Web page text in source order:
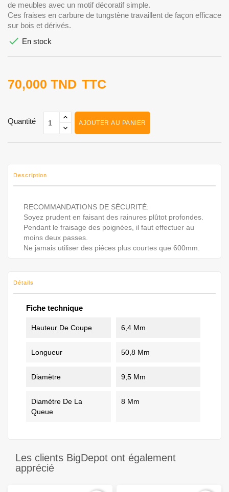
de meubles avec un motif décoratif simple.
Ces fraises en carbure de tungstène travaillent de façon efficace
sur bois et dérivés.
 En stock
70,000 TND TTC
Quantité AJOUTER AU PANIER
Description
RECOMMANDATIONS DE SÉCURITÉ:
Soyez prudent en faisant des rainures plûtot profondes.
Pendant le fraisage des poignées, il faut effectuer au
moins deux passes.
Ne jamais utiliser des piéces plus courtes que 600mm.
Détails
Fiche technique
Hauteur De Coupe 6,4 Mm
Longueur 50,8 Mm
Diamètre 9,5 Mm
Diamètre De La
Queue
8 Mm
Les clients BigDepot ont également
apprécié